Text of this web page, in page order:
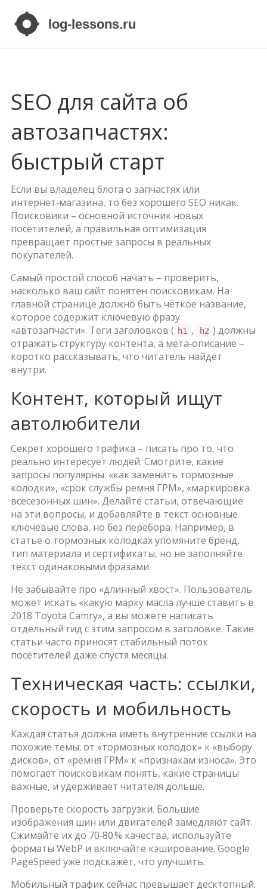
SEO для сайта об
автозапчастях:
быстрый старт
Если вы владелец блога о запчастях или
интернет‑магазина, то без хорошего SEO никак.
Поисковики – основной источник новых
посетителей, а правильная оптимизация
превращает простые запросы в реальных
покупателей.
Самый простой способ начать – проверить,
насколько ваш сайт понятен поисковикам. На
главной странице должно быть чёткое название,
которое содержит ключевую фразу
«автозапчасти». Теги заголовков ( h1 , h2 ) должны
отражать структуру контента, а мета‑описание –
коротко рассказывать, что читатель найдёт
внутри.
Контент, который ищут
автолюбители
Секрет хорошего трафика – писать про то, что
реально интересует людей. Смотрите, какие
запросы популярны: «как заменить тормозные
колодки», «срок службы ремня ГРМ», «маркировка
всесезонных шин». Делайте статьи, отвечающие
на эти вопросы, и добавляйте в текст основные
ключевые слова, но без перебора. Например, в
статье о тормозных колодках упомяните бренд,
тип материала и сертификаты, но не заполняйте
текст одинаковыми фразами.
Не забывайте про «длинный хвост». Пользователь
может искать «какую марку масла лучше ставить в
2018 Toyota Camry», а вы можете написать
отдельный гид с этим запросом в заголовке. Такие
статьи часто приносят стабильный поток
посетителей даже спустя месяцы.
Техническая часть: ссылки,
скорость и мобильность
Каждая статья должна иметь внутренние ссылки на
похожие темы: от «тормозных колодок» к «выбору
дисков», от «ремня ГРМ» к «признакам износа». Это
помогает поисковикам понять, какие страницы
важные, и удерживает читателя дольше.
Проверьте скорость загрузки. Большие
изображения шин или двигателей замедляют сайт.
Сжимайте их до 70‑80 % качества, используйте
форматы WebP и включайте кэширование. Google
PageSpeed уже подскажет, что улучшить.
Мобильный трафик сейчас превышает десктопный.